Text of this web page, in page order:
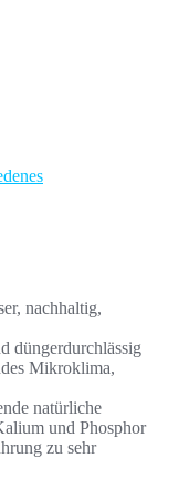
nachhaltig,
düngerdurchlässig
Mikroklima,
natürliche
und Phosphor
zu sehr